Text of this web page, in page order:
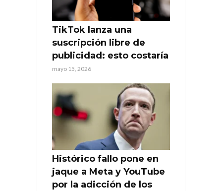
TikTok lanza una
suscripción libre de
publicidad: esto costaría
mayo 15, 2026
Histórico fallo pone en
jaque a Meta y YouTube
por la adicción de los